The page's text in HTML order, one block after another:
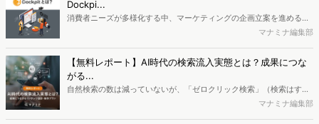
Dockpi...
消費者ニーズが多様化する中、マーケティングの企画立案を進める上
で、競合分析や消費者分析の重要性がより高まっています。Web行動
データを活用し、Web上の消費者行動を起点とした競合サイト分析や
消費者分析が可能です。今回はDockpitならではの利便性の高い機能
や活用方法を解説します。
マナミナ編集部
【無料レポート】AI時代の検索流入実態とは？成果につな
がる...
自然検索の数は減っていないが、「ゼロクリック検索」（検索はする
がページには流入しない）の割合が増加しているのが、AI時代の検索
マナミナ編集部